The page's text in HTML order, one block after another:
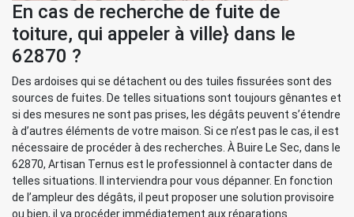
En cas de recherche de fuite de
toiture, qui appeler à ville} dans le
62870 ?
Des ardoises qui se détachent ou des tuiles fissurées sont des
sources de fuites. De telles situations sont toujours gênantes et
si des mesures ne sont pas prises, les dégâts peuvent s’étendre
à d’autres éléments de votre maison. Si ce n’est pas le cas, il est
nécessaire de procéder à des recherches. À Buire Le Sec, dans le
62870, Artisan Ternus est le professionnel à contacter dans de
telles situations. Il interviendra pour vous dépanner. En fonction
de l’ampleur des dégâts, il peut proposer une solution provisoire
ou bien, il va procéder immédiatement aux réparations